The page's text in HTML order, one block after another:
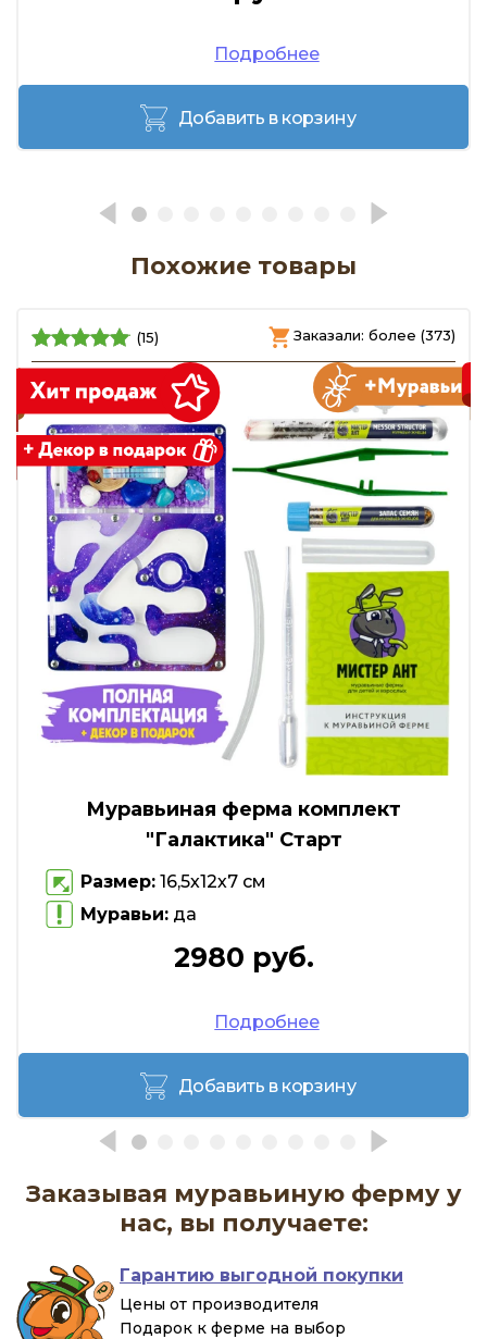
Подробнее
Добавить в корзину
Похожие товары
(15) Заказали: более (373)
Муравьиная ферма комплект
"Галактика" Старт
Размер: 16,5х12х7 см
Муравьи: да
2980 руб.
Подробнее
Добавить в корзину
Заказывая муравьиную ферму у
нас, вы получаете:
Гарантию выгодной покупки
Цены от производителя
Подарок к ферме на выбор